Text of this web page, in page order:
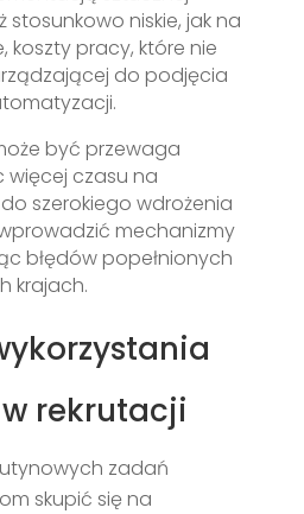
stosunkowo niskie, jak na
koszty pracy, które nie
do podjęcia
być przewaga
więcej czasu na
szerokiego wdrożenia
mechanizmy
błędów popełnionych
krajach.
rekrutacji
zadań
skupić się na